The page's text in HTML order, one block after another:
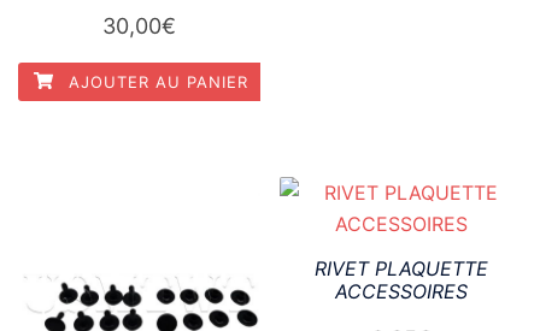
30,00€
AJOUTER AU PANIER
RIVET PLAQUETTE
ACCESSOIRES